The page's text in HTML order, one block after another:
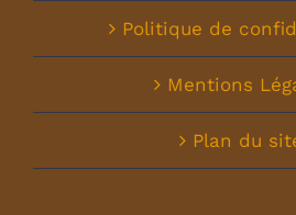
Politique de
Mentions
Plan du